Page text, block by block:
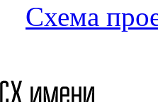
Cхема